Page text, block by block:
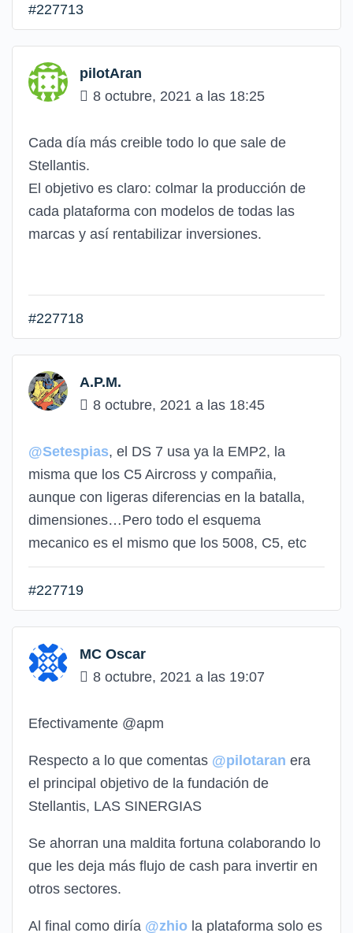
#227713
pilotAran
8 octubre, 2021 a las 18:25
Cada día más creible todo lo que sale de
Stellantis.
El objetivo es claro: colmar la producción de
cada plataforma con modelos de todas las
marcas y así rentabilizar inversiones.
#227718
A.P.M.
8 octubre, 2021 a las 18:45
@Setespias, el DS 7 usa ya la EMP2, la
misma que los C5 Aircross y compañia,
aunque con ligeras diferencias en la batalla,
dimensiones…Pero todo el esquema
mecanico es el mismo que los 5008, C5, etc
#227719
MC Oscar
8 octubre, 2021 a las 19:07
Efectivamente @apm
Respecto a lo que comentas @pilotaran era
el principal objetivo de la fundación de
Stellantis, LAS SINERGIAS
Se ahorran una maldita fortuna colaborando lo
que les deja más flujo de cash para invertir en
otros sectores.
Al final como diría @zhio la plataforma solo es